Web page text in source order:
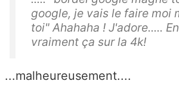
google, je vais le faire moi
toi" Ahahaha ! J'adore.....
vraiment ça sur la 4k!
...malheureusement....